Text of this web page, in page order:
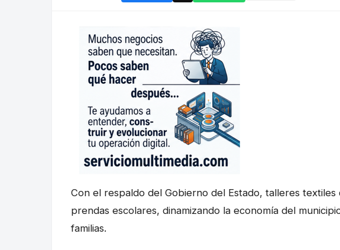
Con el respaldo del Gobierno del Estado, talleres
prendas escolares, dinamizando la economía del
familias.